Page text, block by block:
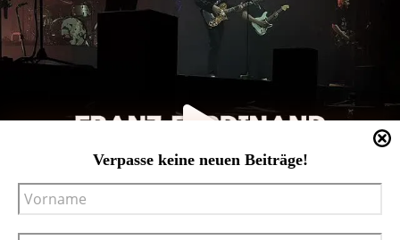
Verpasse keine neuen Beiträge!